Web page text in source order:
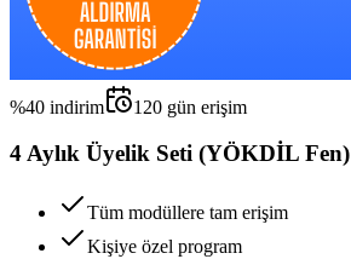
%40 indirim 120 gün erişim
4 Aylık Üyelik Seti (YÖKDİL Fen)
Tüm modüllere tam erişim
Kişiye özel program